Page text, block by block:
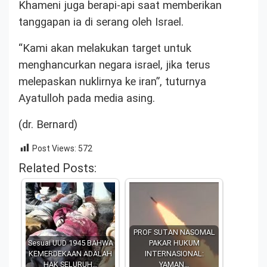
Khameni juga berapi-api saat memberikan
tanggapan ia di serang oleh Israel.
“Kami akan melakukan target untuk
menghancurkan negara israel, jika terus
melepaskan nuklirnya ke iran”, tuturnya
Ayatulloh pada media asing.
(dr. Bernard)
Post Views: 572
Related Posts:
Sesuai UUD 1945 BAHWA
KEMERDEKAAN ADALAH
HAK SELURUH…
PROF SUTAN NASOMAL
PAKAR HUKUM
INTERNASIONAL:
YAMAN…